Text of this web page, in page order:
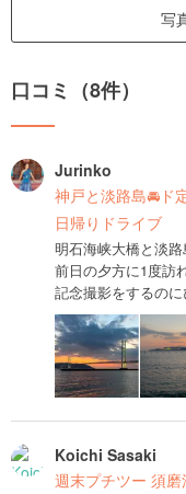
写
口コミ（8件）
Jurinko
神戸と淡路島🚘ド
日帰りドライブ
明石海峡大橋と淡路
前日の夕方に1度訪
記念撮影をするのに
Koichi Sasaki
週末プチツー 須磨